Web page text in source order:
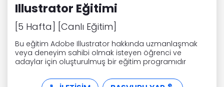
Illustrator Eğitimi
[5 Hafta] [Canlı Eğitim]
Bu eğitim Adobe Illustrator hakkında uzmanlaşmak
veya deneyim sahibi olmak isteyen öğrenci ve
adaylar için oluşturulmuş bir eğitim programıdır